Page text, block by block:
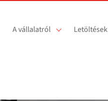
A vállalatról Letöltések